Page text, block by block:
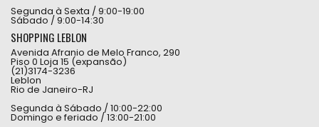
Segunda à Sexta / 9:00-19:00
Sábado / 9:00-14:30
SHOPPING LEBLON
Avenida Afranio de Melo Franco, 290
Piso 0 Loja 15 (expansão)
(21)3174-3236
Leblon
Rio de Janeiro-RJ
Segunda à Sábado / 10:00-22:00
Domingo e feriado / 13:00-21:00